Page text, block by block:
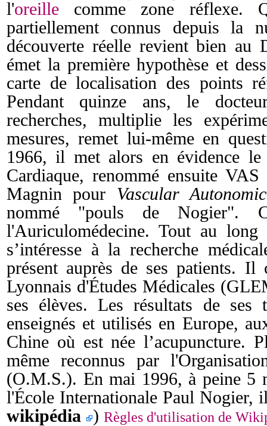
l'oreille comme zone réflexe.
partiellement connus depuis la
découverte réelle revient bien au
émet la première hypothèse et
carte de localisation des points
Pendant quinze ans, le
recherches, multiplie les
mesures, remet lui-même en
1966, il met alors en évidence
Cardiaque, renommé ensuite
Magnin pour Vascular
nommé "pouls de Nogier".
l'Auriculomédecine. Tout au
s’intéresse à la recherche
présent auprès de ses patients.
Lyonnais d'Études Médicales
ses élèves. Les résultats de ses
enseignés et utilisés en Europe,
Chine où est née l’acupuncture.
même reconnus par
(O.M.S.). En mai 1996, à peine 5
l'École Internationale Paul Nogier,
wikipédia
) Règles d'utilisation de